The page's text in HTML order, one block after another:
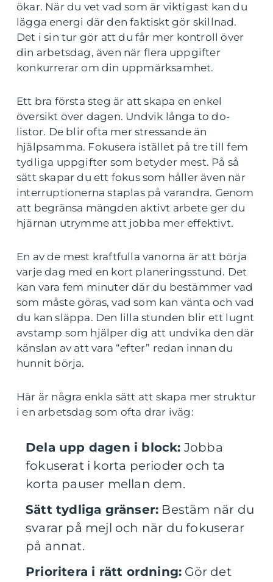
ökar. När du vet vad som är viktigast kan du
lägga energi där den faktiskt gör skillnad.
Det i sin tur gör att du får mer kontroll över
din arbetsdag, även när flera uppgifter
konkurrerar om din uppmärksamhet.
Ett bra första steg är att skapa en enkel
översikt över dagen. Undvik långa to do-
listor. De blir ofta mer stressande än
hjälpsamma. Fokusera istället på tre till fem
tydliga uppgifter som betyder mest. På så
sätt skapar du ett fokus som håller även när
interruptionerna staplas på varandra. Genom
att begränsa mängden aktivt arbete ger du
hjärnan utrymme att jobba mer effektivt.
En av de mest kraftfulla vanorna är att börja
varje dag med en kort planeringsstund. Det
kan vara fem minuter där du bestämmer vad
som måste göras, vad som kan vänta och vad
du kan släppa. Den lilla stunden blir ett lugnt
avstamp som hjälper dig att undvika den där
känslan av att vara “efter” redan innan du
hunnit börja.
Här är några enkla sätt att skapa mer struktur
i en arbetsdag som ofta drar iväg:
Dela upp dagen i block: Jobba
fokuserat i korta perioder och ta
korta pauser mellan dem.
Sätt tydliga gränser: Bestäm när du
svarar på mejl och när du fokuserar
på annat.
Prioritera i rätt ordning: Gör det